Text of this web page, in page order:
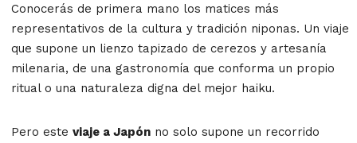
Conocerás de primera mano los matices más
representativos de la cultura y tradición niponas. Un viaje
que supone un lienzo tapizado de cerezos y artesanía
milenaria, de una gastronomía que conforma un propio
ritual o una naturaleza digna del mejor haiku.
Pero este viaje a Japón no solo supone un recorrido